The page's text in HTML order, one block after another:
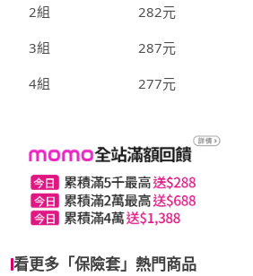
2組
282元
3組
287元
4組
277元
看更多「保險套」熱門商品